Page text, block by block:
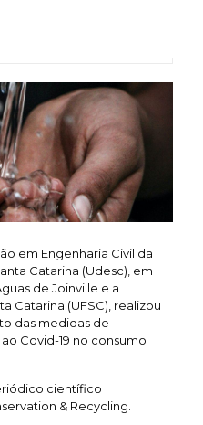
em Engenharia Civil da
Catarina (Udesc), em
de Joinville e a
Catarina (UFSC), realizou
das medidas de
Covid-19 no consumo
científico
& Recycling.